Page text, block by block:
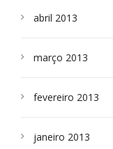
abril 2013
março 2013
fevereiro 2013
janeiro 2013